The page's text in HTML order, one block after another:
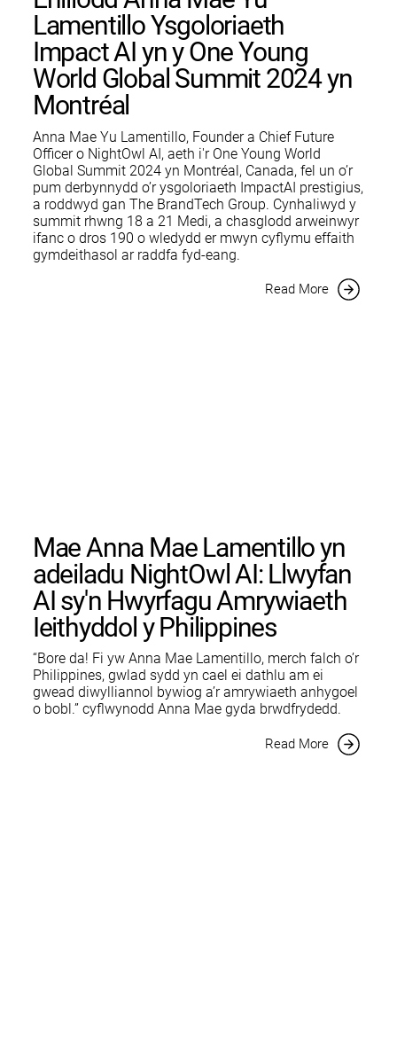
Lamentillo Ysgoloriaeth
Impact AI yn y One Young
World Global Summit 2024 yn
Montréal
Anna Mae Yu Lamentillo, Founder a Chief Future
Officer o NightOwl AI, aeth i'r One Young World
Global Summit 2024 yn Montréal, Canada, fel un o’r
pum derbynnydd o’r ysgoloriaeth ImpactAI prestigius,
a roddwyd gan The BrandTech Group. Cynhaliwyd y
summit rhwng 18 a 21 Medi, a chasglodd arweinwyr
ifanc o dros 190 o wledydd er mwyn cyflymu effaith
gymdeithasol ar raddfa fyd-eang.
Read More
Mae Anna Mae Lamentillo yn
adeiladu NightOwl AI: Llwyfan
AI sy'n Hwyrfagu Amrywiaeth
Ieithyddol y Philippines
“Bore da! Fi yw Anna Mae Lamentillo, merch falch o’r
Philippines, gwlad sydd yn cael ei dathlu am ei
gwead diwylliannol bywiog a’r amrywiaeth anhygoel
o bobl.” cyflwynodd Anna Mae gyda brwdfrydedd.
Read More